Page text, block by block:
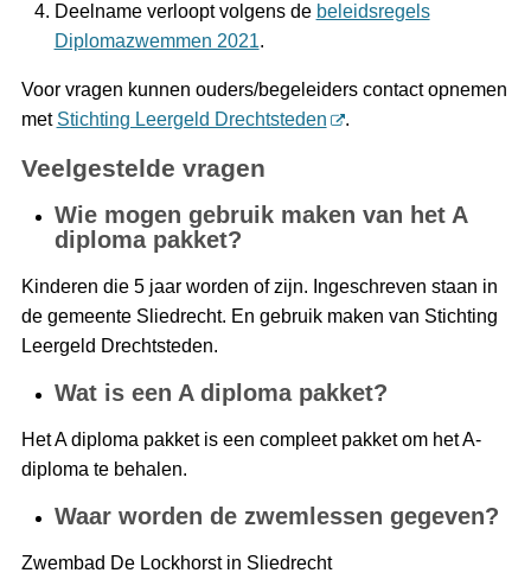
Deelname verloopt volgens de beleidsregels
Diplomazwemmen 2021.
Voor vragen kunnen ouders/begeleiders contact opnemen
met Stichting Leergeld Drechtsteden .
Veelgestelde vragen
Wie mogen gebruik maken van het A
diploma pakket?
Kinderen die 5 jaar worden of zijn. Ingeschreven staan in
de gemeente Sliedrecht. En gebruik maken van Stichting
Leergeld Drechtsteden.
Wat is een A diploma pakket?
Het A diploma pakket is een compleet pakket om het A-
diploma te behalen.
Waar worden de zwemlessen gegeven?
Zwembad De Lockhorst in Sliedrecht